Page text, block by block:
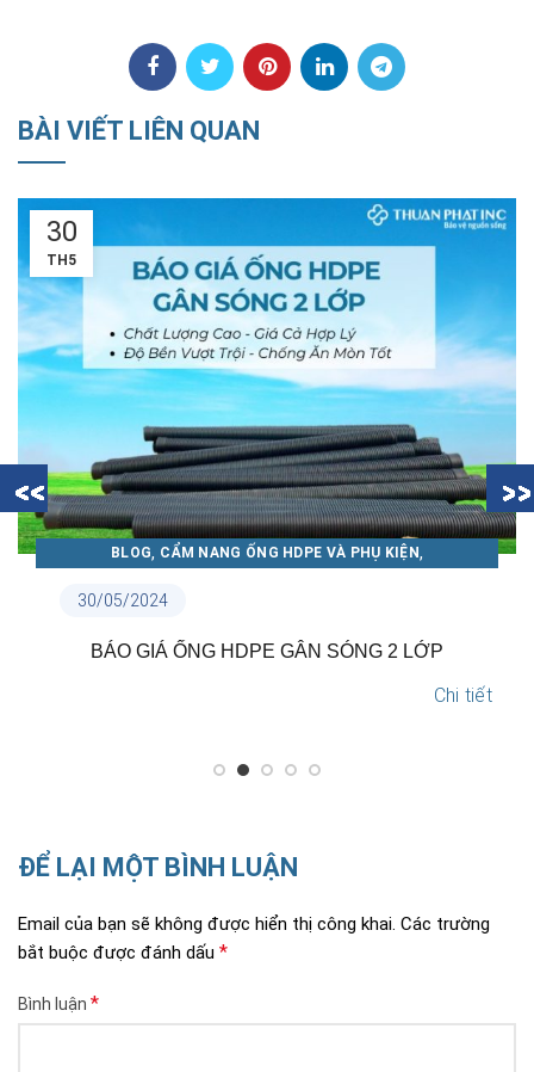
BÀI VIẾT LIÊN QUAN
18
TH5
18/05/2024
CẨM NANG ỐNG NHỰA THUẬN PHÁT,TIN NỘI BỘ
TẠI SAO NÊN LỰA CHỌN ỐNG NHỰA THUẬN PHÁT?
Chi tiết
ĐỂ LẠI MỘT BÌNH LUẬN
Email của bạn sẽ không được hiển thị công khai. Các trường
bắt buộc được đánh dấu *
Bình luận *